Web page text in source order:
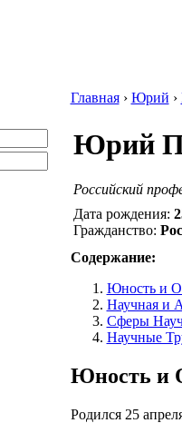
Главная› Юрий ›
Юрий
Российский
Дата рождения:
Гражданство:
Содержание:
Юность и
Научная и
Сферы
Научные
Юность и
Родился 25